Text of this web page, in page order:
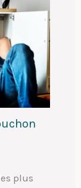
plus